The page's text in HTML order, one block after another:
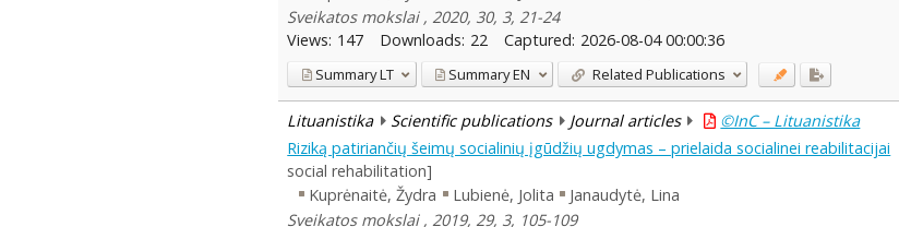
Sveikatos mokslai , 2020, 30, 3, 21-24
Views: 147 Downloads: 22 Captured: 2026-08-04 00:00:36
SummaryLT SummaryEN Related Publications
Lituanistika Scientific publications Journal articles ©InC – Lituanistika
Riziką patiriančių šeimų socialinių įgūdžių ugdymas – prielaida socialinei reabilitacijai
social rehabilitation]
Kuprėnaitė, Žydra
Lubienė, Jolita
Janaudytė, Lina
Sveikatos mokslai , 2019, 29, 3, 105-109